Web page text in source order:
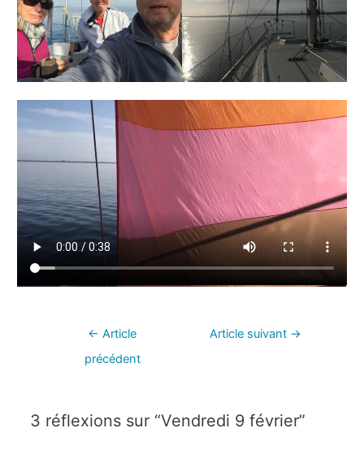
← Article
précédent
Article suivant →
3 réflexions sur “Vendredi 9 février”